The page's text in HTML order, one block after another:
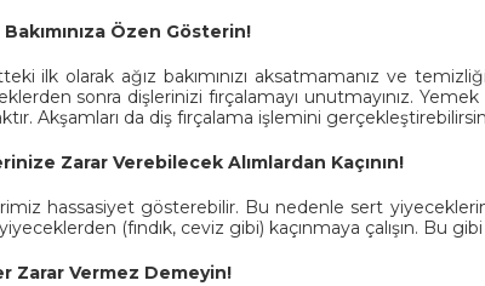
Bakımınıza Özen Gösterin!
ilk olarak ağız bakımınızı aksatmamanız ve
sonra dişlerinizi fırçalamayı unutmayınız.
Akşamları da diş fırçalama işlemini
Zarar Verebilecek Alımlardan Kaçının!
hassasiyet gösterebilir. Bu nedenle sert
(fındık, ceviz gibi) kaçınmaya çalışın. Bu
Zarar Vermez Demeyin!